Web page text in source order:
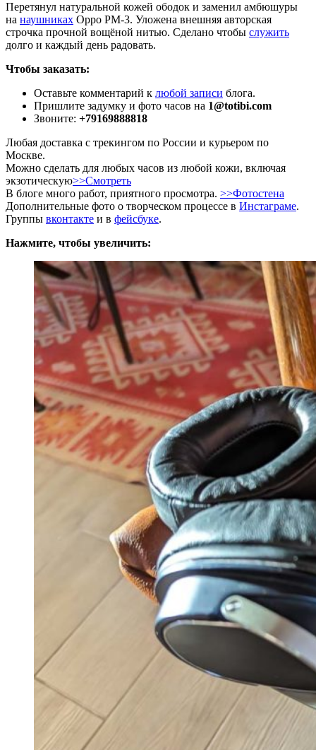
Перетянул натуральной кожей ободок и заменил амбюшуры
на наушниках Oppo PM-3. Уложена внешняя авторская
строчка прочной вощёной нитью. Сделано чтобы служить
долго и каждый день радовать.
Чтобы заказать:
Оставьте комментарий к любой записи блога.
Пришлите задумку и фото часов на 1@totibi.com
Звоните: +79169888818
Любая доставка с трекингом по России и курьером по
Москве.
Можно сделать для любых часов из любой кожи, включая
экзотическую>>Смотреть
В блоге много работ, приятного просмотра. >>Фотостена
Дополнительные фото о творческом процессе в Инстаграме.
Группы вконтакте и в фейсбуке.
Нажмите, чтобы увеличить: